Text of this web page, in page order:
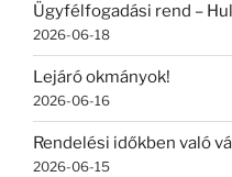
Ügyfélfogadási rend –
2026-06-18
Lejáró okmányok!
2026-06-16
Rendelési időkben való
2026-06-15